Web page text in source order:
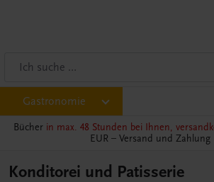
Gastronomie
Bücher in max. 48 Stunden bei Ihnen,
EUR – Versand und Zahlung
Konditorei und Patisserie